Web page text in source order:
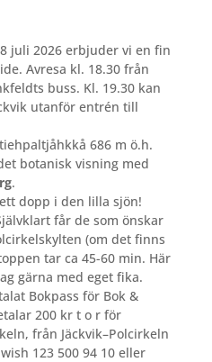
juli 2026 erbjuder vi en fin
Avresa kl. 18.30 från
buss. Kl. 19.30 kan
utanför entrén till
686 m ö.h.
botanisk visning med
.
dopp i den lilla sjön!
får de som önskar
(om det finns
tar ca 45-60 min. Här
gärna med eget fika.
Bokpass för Bok &
200 kr t o r för
från Jäckvik–Polcirkeln
123 500 94 10 eller